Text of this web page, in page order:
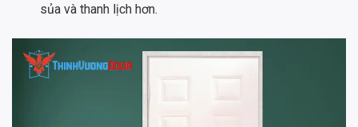
sủa và thanh lịch hơn.